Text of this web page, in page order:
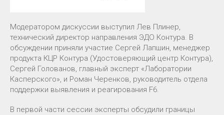
Модератором дискуссии выступил Лев Плинер,
технический директор направления ЭДО Контура. В
обсуждении приняли участие Сергей Лапшин, менеджер
продукта КЦР Контура (Удостоверяющий центр Контура),
Сергей Голованов, главный эксперт «Лаборатории
Касперского», и Роман Черенков, руководитель отдела
поддержки выявления и реагирования F6.
В первой части сессии эксперты обсудили границы